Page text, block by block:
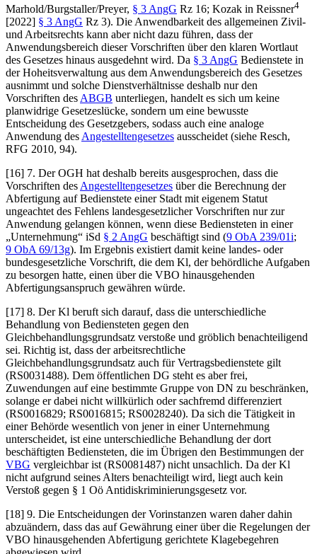
Marhold/Burgstaller/Preyer, § 3 AngG Rz 16; Kozak in Reissner4
[2022] § 3 AngG Rz 3). Die Anwendbarkeit des allgemeinen Zivil-
und Arbeitsrechts kann aber nicht dazu führen, dass der
Anwendungsbereich dieser Vorschriften über den klaren Wortlaut
des Gesetzes hinaus ausgedehnt wird. Da § 3 AngG Bedienstete in
der Hoheitsverwaltung aus dem Anwendungsbereich des Gesetzes
ausnimmt und solche Dienstverhältnisse deshalb nur den
Vorschriften des ABGB unterliegen, handelt es sich um keine
planwidrige Gesetzeslücke, sondern um eine bewusste
Entscheidung des Gesetzgebers, sodass auch eine analoge
Anwendung des Angestelltengesetzes ausscheidet (siehe Resch,
RFG 2010, 94).
[16] 7. Der OGH hat deshalb bereits ausgesprochen, dass die
Vorschriften des Angestelltengesetzes über die Berechnung der
Abfertigung auf Bedienstete einer Stadt mit eigenem Statut
ungeachtet des Fehlens landesgesetzlicher Vorschriften nur zur
Anwendung gelangen können, wenn diese Bediensteten in einer
„Unternehmung“ iSd § 2 AngG beschäftigt sind (9 ObA 239/01i;
9 ObA 69/13g). Im Ergebnis existiert damit keine landes- oder
bundesgesetzliche Vorschrift, die dem Kl, der behördliche Aufgaben
zu besorgen hatte, einen über die VBO hinausgehenden
Abfertigungsanspruch gewähren würde.
[17] 8. Der Kl beruft sich darauf, dass die unterschiedliche
Behandlung von Bediensteten gegen den
Gleichbehandlungsgrundsatz verstoße und gröblich benachteiligend
sei. Richtig ist, dass der arbeitsrechtliche
Gleichbehandlungsgrundsatz auch für Vertragsbedienstete gilt
(RS0031488). Dem öffentlichen DG steht es aber frei,
Zuwendungen auf eine bestimmte Gruppe von DN zu beschränken,
solange er dabei nicht willkürlich oder sachfremd differenziert
(RS0016829; RS0016815; RS0028240). Da sich die Tätigkeit in
einer Behörde wesentlich von jener in einer Unternehmung
unterscheidet, ist eine unterschiedliche Behandlung der dort
beschäftigten Bediensteten, die im Übrigen den Bestimmungen der
VBG vergleichbar ist (RS0081487) nicht unsachlich. Da der Kl
nicht aufgrund seines Alters benachteiligt wird, liegt auch kein
Verstoß gegen § 1 Oö Antidiskriminierungsgesetz vor.
[18] 9. Die Entscheidungen der Vorinstanzen waren daher dahin
abzuändern, dass das auf Gewährung einer über die Regelungen der
VBO hinausgehenden Abfertigung gerichtete Klagebegehren